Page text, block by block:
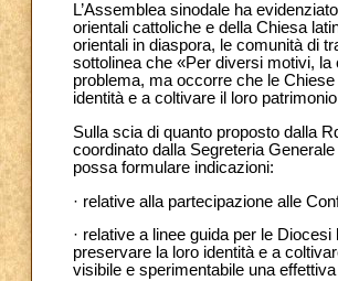
L’Assemblea sinodale ha
orientali cattoliche e della Chiesa
orientali in diaspora, le comunità di
sottolinea che «Per diversi motivi,
problema, ma occorre che le
identità e a coltivare il loro
Sulla scia di quanto proposto dalla
coordinato dalla Segreteria
possa formulare indicazioni:
· relative alla partecipazione alle
· relative a linee guida per le
preservare la loro identità e a
visibile e sperimentabile una